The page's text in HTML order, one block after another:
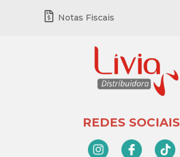
Notas Fiscais
REDES SOCIAIS